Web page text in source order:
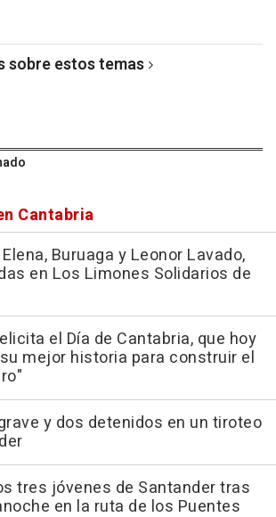
sobre estos temas
Cantabria
Buruaga y Leonor Lavado,
en Los Limones Solidarios de
el Día de Cantabria, que hoy
mejor historia para construir el
y dos detenidos en un tiroteo
tres jóvenes de Santander tras
en la ruta de los Puentes